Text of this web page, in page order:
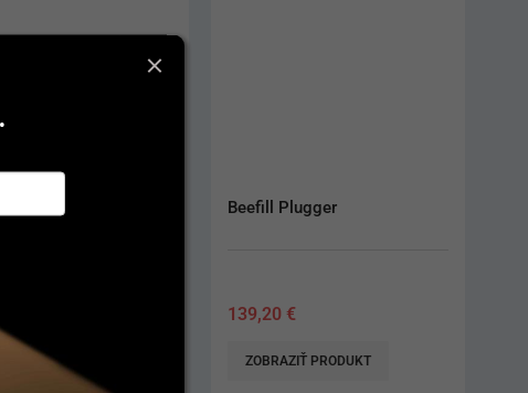
ART-E1 T7
PRIDAŤ DO KOŠÍKA
Beefill Plugger
139,20 €
ZOBRAZIŤ PRODUKT